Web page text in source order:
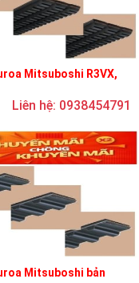
Mitsuboshi R3VX,
Liên hệ: 0938454791
Mitsuboshi bản